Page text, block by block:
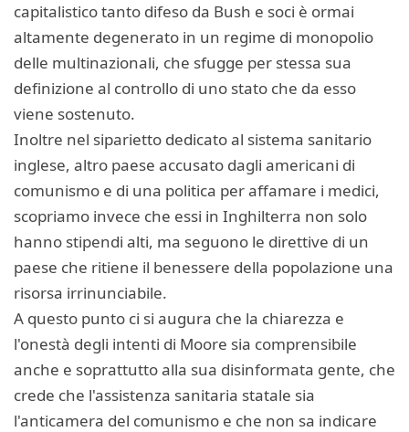
capitalistico tanto difeso da Bush e soci è ormai
altamente degenerato in un regime di monopolio
delle multinazionali, che sfugge per stessa sua
definizione al controllo di uno stato che da esso
viene sostenuto.
Inoltre nel siparietto dedicato al sistema sanitario
inglese, altro paese accusato dagli americani di
comunismo e di una politica per affamare i medici,
scopriamo invece che essi in Inghilterra non solo
hanno stipendi alti, ma seguono le direttive di un
paese che ritiene il benessere della popolazione una
risorsa irrinunciabile.
A questo punto ci si augura che la chiarezza e
l'onestà degli intenti di Moore sia comprensibile
anche e soprattutto alla sua disinformata gente, che
crede che l'assistenza sanitaria statale sia
l'anticamera del comunismo e che non sa indicare